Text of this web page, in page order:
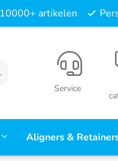
10000+ artikelen
Service
Aligners &